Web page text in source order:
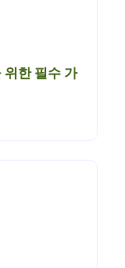
위한 필수 가